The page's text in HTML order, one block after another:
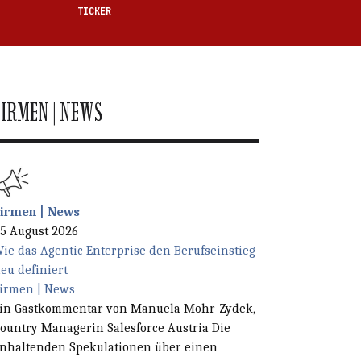
TICKER
Feld.
| NEWS
| News
August 2026
das Agentic Enterprise den Berufseinstieg
definiert
| News
Gastkommentar von Manuela Mohr-Zydek,
Managerin Salesforce Austria Die
Spekulationen über einen